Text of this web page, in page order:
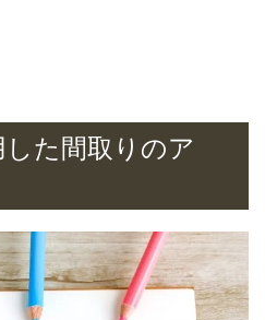
た間取りのア